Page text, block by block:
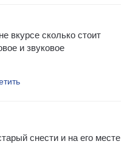
вкурсе сколько стоит
и звуковое
снести и на его месте